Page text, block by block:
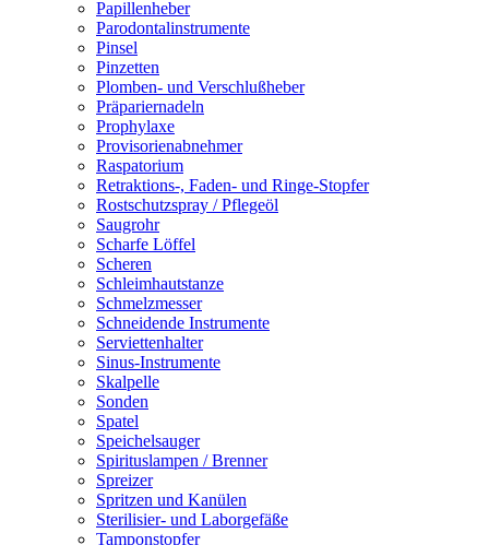
Papillenheber
Parodontalinstrumente
Pinsel
Pinzetten
Plomben- und Verschlußheber
Präpariernadeln
Prophylaxe
Provisorienabnehmer
Raspatorium
Retraktions-, Faden- und Ringe-Stopfer
Rostschutzspray / Pflegeöl
Saugrohr
Scharfe Löffel
Scheren
Schleimhautstanze
Schmelzmesser
Schneidende Instrumente
Serviettenhalter
Sinus-Instrumente
Skalpelle
Sonden
Spatel
Speichelsauger
Spirituslampen / Brenner
Spreizer
Spritzen und Kanülen
Sterilisier- und Laborgefäße
Tamponstopfer